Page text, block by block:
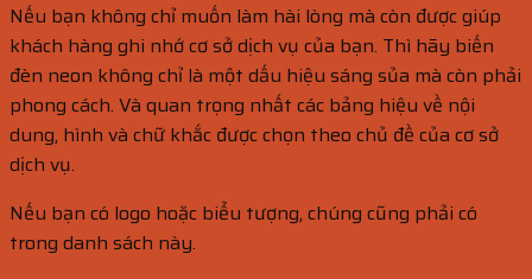
Nếu bạn không chỉ muốn làm hài lòng mà còn được giúp
khách hàng ghi nhớ cơ sở dịch vụ của bạn. Thì hãy biến
đèn neon không chỉ là một dấu hiệu sáng sủa mà còn phải
phong cách. Và quan trọng nhất các bảng hiệu về nội
dung, hình và chữ khắc được chọn theo chủ đề của cơ sở
dịch vụ.
Nếu bạn có logo hoặc biểu tượng, chúng cũng phải có
trong danh sách này.